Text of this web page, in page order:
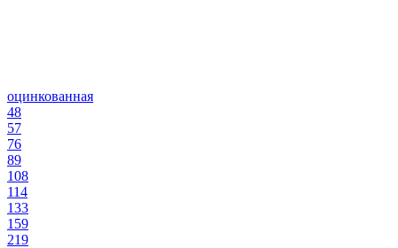
оцинкованная
48
57
76
89
108
114
133
159
219